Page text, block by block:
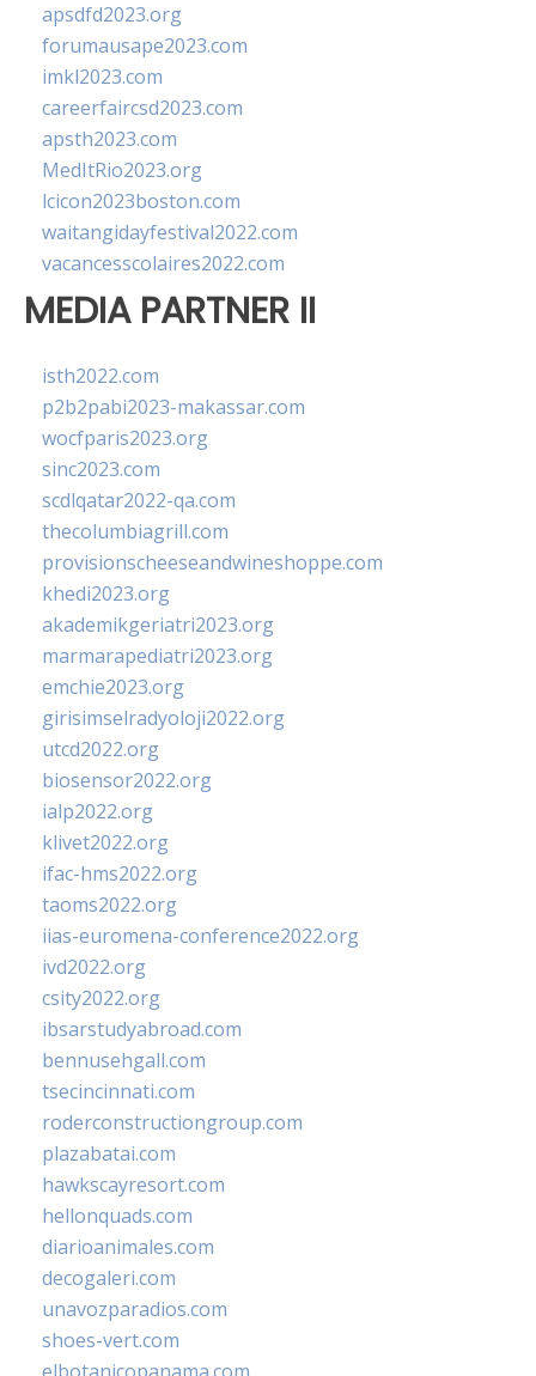
apsdfd2023.org
forumausape2023.com
imkl2023.com
careerfaircsd2023.com
apsth2023.com
MedItRio2023.org
lcicon2023boston.com
waitangidayfestival2022.com
vacancesscolaires2022.com
MEDIA PARTNER II
isth2022.com
p2b2pabi2023-makassar.com
wocfparis2023.org
sinc2023.com
scdlqatar2022-qa.com
thecolumbiagrill.com
provisionscheeseandwineshoppe.com
khedi2023.org
akademikgeriatri2023.org
marmarapediatri2023.org
emchie2023.org
girisimselradyoloji2022.org
utcd2022.org
biosensor2022.org
ialp2022.org
klivet2022.org
ifac-hms2022.org
taoms2022.org
iias-euromena-conference2022.org
ivd2022.org
csity2022.org
ibsarstudyabroad.com
bennusehgall.com
tsecincinnati.com
roderconstructiongroup.com
plazabatai.com
hawkscayresort.com
hellonquads.com
diarioanimales.com
decogaleri.com
unavozparadios.com
shoes-vert.com